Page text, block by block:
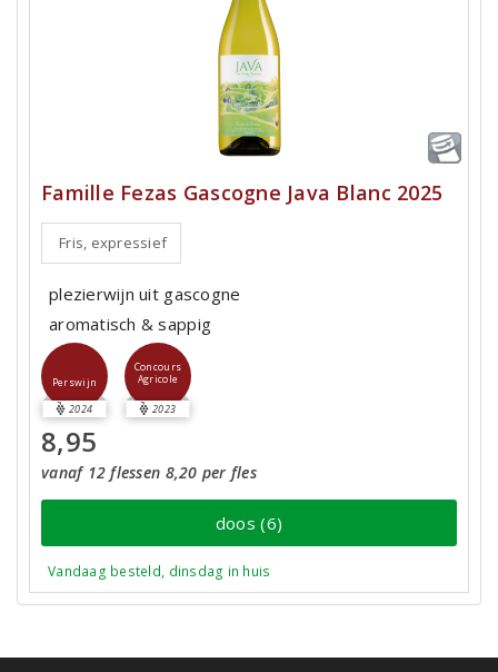
Famille Fezas Gascogne Java Blanc 2025
Fris, expressief
plezierwijn uit gascogne
aromatisch & sappig
Perswijn
2024
Concours
Agricole
2023
8,95
vanaf 12 flessen 8,20 per fles
doos (6)
Vandaag besteld, dinsdag in huis